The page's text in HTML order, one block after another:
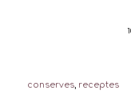
conserves, receptes